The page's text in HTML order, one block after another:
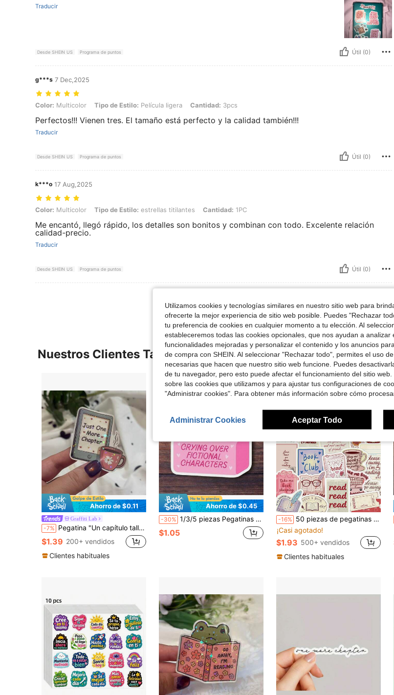
Traducir
Desde SHEIN US Programa de puntos Útil (0)
g***s 7 Dec,2025
Color: Multicolor, Tipo de Estilo: Película ligera, Cantidad: 3pcs
Color: Multicolor Tipo de Estilo: Película ligera Cantidad: 3pcs
Perfectos!!! Vienen tres. El tamaño está perfecto y la calidad también!!!
Traducir
Desde SHEIN US Programa de puntos Útil (0)
k***o 17 Aug,2025
Color: Multicolor, Tipo de Estilo: estrellas titilantes, Cantidad: 1PC
Color: Multicolor Tipo de Estilo: estrellas titilantes Cantidad: 1PC
Me encantó, llegó rápido, los detalles son bonitos y combinan con todo. Excelente relación
calidad-precio.
Traducir
Desde SHEIN US Programa de puntos Útil (0)
Nuestros Clientes También Vieron
Ahorro de $0.11
Graffiti Lab
-7% Pegatina "Un capítulo talla grande" - Pegatina de vinilo rosa brillante con corazón y patrón de libro, perfecta para portátiles, Kindles, cuadernos - Regalo ideal para amantes de los libros, lectores ávidos, bibliófilos, crea un ambiente acogedor de lectura, accesorio de narración, decoración literaria, superficie lisa pegatinas papelería manualidades libro de sticker estikers
$1.39 200+ vendidos
Clientes habituales
Ahorro de $0.45
-30% 1/3/5 piezas Pegatinas de vinilo impermeables, Calcomanía de caja de pañuelos con personajes ficticios llorando, Pegatina divertida de libros para portátil, botella de agua, cuaderno, regalo de humor para amantes de libros para adolescentes y niñas, útiles escolares
$1.05
-16% 50 piezas de pegatinas de la serie Bookish para adultos, adolescentes y entusiastas de las pegatinas, para decorar diario, maleta, monopatín, funda de guitarra, pegatinas de grafiti DIY
¡Casi agotado!
$1.93 500+ vendidos
Clientes habituales
Utilizamos cookies y tecnologías similares en nuestro sitio web para
ofrecerte la mejor experiencia de sitio web posible. Puedes "Rechazar
tu preferencia de cookies en cualquier momento a tu elección. Al
estableceremos todas las cookies opcionales, que nos ayudan a analizar
funcionalidades mejoradas y personalizar el contenido y los anuncios
de compra con SHEIN. Al seleccionar "Rechazar todo", permites el uso
necesarias que hacen que nuestro sitio web funcione. Puedes
de tu navegador, pero esto puede afectar el funcionamiento del sitio
sobre las cookies que utilizamos y para ajustar tus configuraciones de
"Administrar cookies". Para obtener más información sobre cómo
Administrar Cookies Aceptar Todo